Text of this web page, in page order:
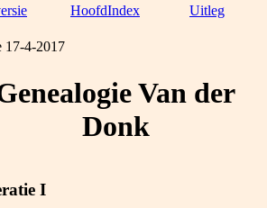
HoofdIndex Uitleg
17-4-2017
Van der
Donk
I